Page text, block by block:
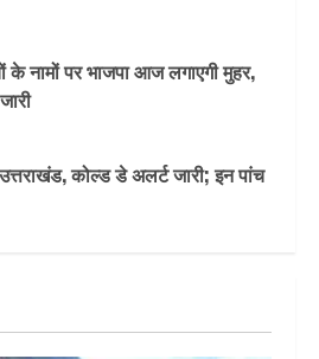
के नामों पर भाजपा आज लगाएगी मुहर,
उत्तराखंड, कोल्‍ड डे अलर्ट जारी; इन पांच